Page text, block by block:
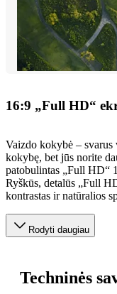
16:9 „Full HD“
Vaizdo kokybė –
kokybę, bet jūs norite
patobulintas „Full HD“
Ryškūs, detalūs „Full
kontrastas ir natūralios
Rodyti daugiau
Techninės